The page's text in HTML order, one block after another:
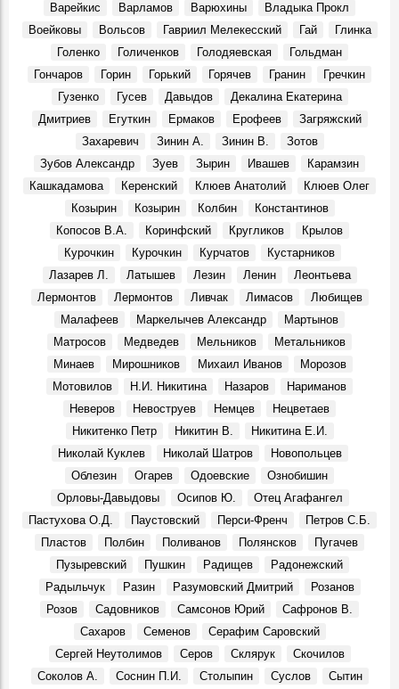
Новый Новоульяновск
Места, 3 Августа 1969
7 августа 1969 года. ЦК КПСС.
События, 7 Августа 1969
Василий Андреевич Андреев, в 1969 – 1980 гг. ректор
Ульяновского политехнического института:
Вниманию ульяновцев!
События, 7 Августа 1969
Праздник в Шаховском
События, 10 Августа 1969
Геннадий Александрович Демочкин, литератор, краевед:
Воспоминания, 11 Августа 1969
События, 3 Августа 1970
Александр Сергеевич Сергеев, в 1970 году конструктор
особого конструкторского бюро Ульяновского
механического завода:
По сниженным ценам
Ульяновский гормолзавод
События, 3 Августа 1971
Варейкис
Варламов Варюхины
Владыка Прокл
Воейковы
Вольсов Гавриил Мелекесский Гай
Глинка
Голенко
Голиченков Голодяевская
Гольдман
Гончаров
Горин Горький Горячев Гранин
Гречкин
Гузенко
Гусев Давыдов
Декалина Екатерина
Дмитриев
Егуткин Ермаков Ерофеев
Загряжский
Захаревич
Зинин А. Зинин В.
Зотов
Зубов Александр
Зуев Зырин Ивашев
Карамзин
Кашкадамова
Керенский Клюев Анатолий
Клюев Олег
Козырин
Козырин Колбин
Константинов
Копосов В.А.
Коринфский Кругликов
Крылов
Курочкин
Курочкин Курчатов
Кустарников
Лазарев Л.
Латышев Лезин Ленин
Леонтьева
Лермонтов
Лермонтов Ливчак Лимасов
Любищев
Малафеев
Маркелычев Александр
Мартынов
Матросов
Медведев Мельников
Метальников
Минаев
Мирошников Михаил Иванов
Морозов
Мотовилов
Н.И. Никитина Назаров
Нариманов
Неверов
Невоструев Немцев
Нецветаев
Никитенко Петр
Никитин В.
Никитина Е.И.
Николай Куклев
Николай Шатров
Новопольцев
Облезин
Огарев Одоевские
Ознобишин
Орловы-Давыдовы
Осипов Ю.
Отец Агафангел
Пастухова О.Д.
Паустовский Перси-Френч
Петров С.Б.
Пластов
Полбин Поливанов Полянсков
Пугачев
Пузыревский
Пушкин Радищев
Радонежский
Радыльчук
Разин Разумовский Дмитрий
Розанов
Розов
Садовников Самсонов Юрий
Сафронов В.
Сахаров
Семенов
Серафим Саровский
Сергей Неутолимов
Серов Склярук
Скочилов
Соколов А.
Соснин П.И. Столыпин Суслов
Сытин